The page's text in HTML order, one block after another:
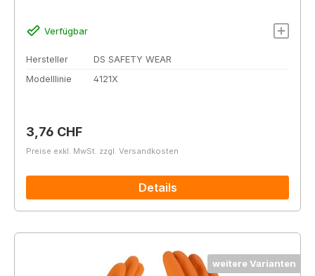
Verfügbar
Hersteller
DS SAFETY WEAR
Modelllinie
4121X
Regulärer Preis:
3,76 CHF
Preise exkl. MwSt. zzgl. Versandkosten
Details
weitere Varianten